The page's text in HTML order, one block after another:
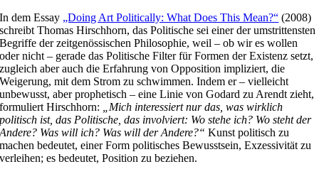
In dem Essay „Doing Art Politically: What Does This Mean?“ (2008)
schreibt Thomas Hirschhorn, das Politische sei einer der umstrittensten
Begriffe der zeitgenössischen Philosophie, weil – ob wir es wollen
oder nicht – gerade das Politische Filter für Formen der Existenz setzt,
zugleich aber auch die Erfahrung von Opposition impliziert, die
Weigerung, mit dem Strom zu schwimmen. Indem er – vielleicht
unbewusst, aber prophetisch – eine Linie von Godard zu Arendt zieht,
formuliert Hirschhorn:
„Mich interessiert nur das, was wirklich
politisch ist, das Politische, das involviert: Wo stehe ich? Wo steht der
Andere? Was will ich? Was will der Andere?“ Kunst politisch zu
machen bedeutet, einer Form politisches Bewusstsein, Exzessivität zu
verleihen; es bedeutet, Position zu beziehen.